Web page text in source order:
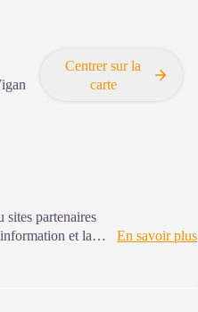
d'ouverture
Centrer sur la
carte
sites partenaires
et la
En savoir plus